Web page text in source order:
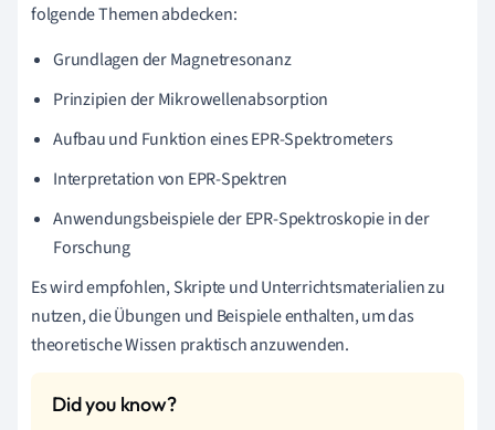
folgende Themen abdecken:
Grundlagen der Magnetresonanz
Prinzipien der Mikrowellenabsorption
Aufbau und Funktion eines EPR-Spektrometers
Interpretation von EPR-Spektren
Anwendungsbeispiele der EPR-Spektroskopie in der
Forschung
Es wird empfohlen, Skripte und Unterrichtsmaterialien zu
nutzen, die Übungen und Beispiele enthalten, um das
theoretische Wissen praktisch anzuwenden.